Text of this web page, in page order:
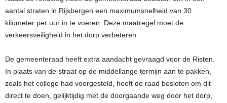
aantal straten in Rijsbergen een maximumsnelheid van 30
kilometer per uur in te voeren. Deze maatregel moet de
verkeersveiligheid in het dorp verbeteren.
De gemeenteraad heeft extra aandacht gevraagd voor de Risten.
In plaats van de straat op de middellange termijn aan te pakken,
zoals het college had voorgesteld, heeft de raad besloten om dit
direct te doen, gelijktijdig met de doorgaande weg door het dorp,